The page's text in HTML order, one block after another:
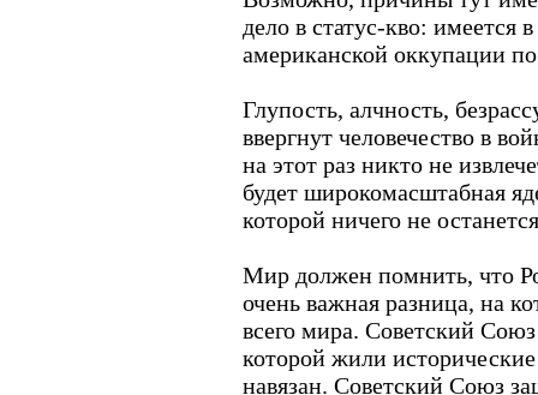
дело в статус-кво: имеется
американской оккупации
Глупость, алчность,
ввергнут человечество в
на этот раз никто не
будет широкомасштабная
которой ничего не
Мир должен помнить, что
очень важная разница, на
всего мира. Советский
которой жили
навязан. Советский Союз